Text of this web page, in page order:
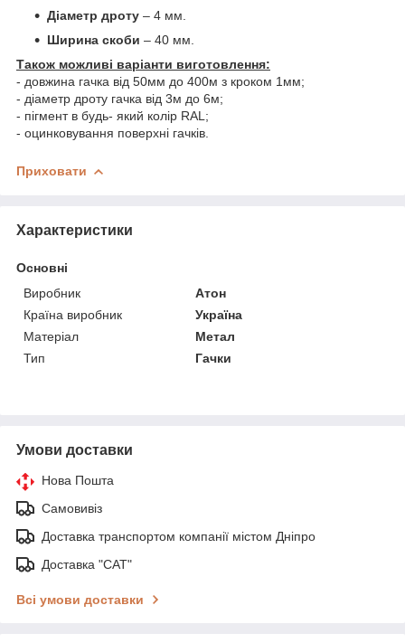
Діаметр дроту – 4 мм.
Ширина скоби – 40 мм.
Також можливі варіанти виготовлення:
- довжина гачка від 50мм до 400м з кроком 1мм;
- діаметр дроту гачка від 3м до 6м;
- пігмент в будь- який колір RAL;
- оцинковування поверхні гачків.
Приховати
Характеристики
Основні
Виробник
Атон
Країна виробник
Україна
Матеріал
Метал
Тип
Гачки
Умови доставки
Нова Пошта
Самовивіз
Доставка транспортом компанії містом Дніпро
Доставка "САТ"
Всі умови доставки